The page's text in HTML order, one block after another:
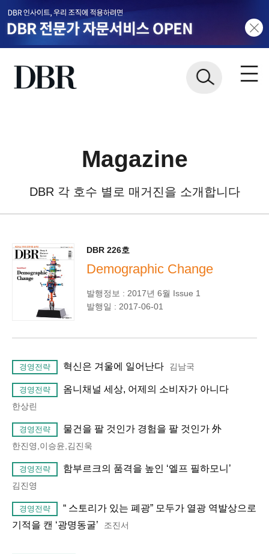
Magazine
DBR 각 호수 별로 매거진을 소개합니다
DBR 226호
Demographic Change
발행정보 : 2017년 6월 Issue 1
발행일 : 2017-06-01
경영전략 혁신은 겨울에 일어난다 김남국
경영전략 옴니채널 세상, 어제의 소비자가 아니다
한상린
경영전략 물건을 팔 것인가 경험을 팔 것인가 外
한진영,이승윤,김진욱
경영전략 함부르크의 품격을 높인 ‘엘프 필하모니’
김진영
경영전략
“ 스토리가 있는 폐광” 모두가 열광 역발상으로
기적을 캔 ‘광명동굴’
조진서